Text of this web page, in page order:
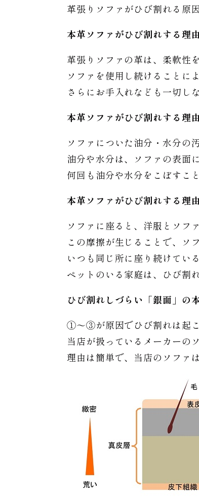
革張りソファがひび割れる原
本革ソファがひび割れする理
革張りソファの革は、柔軟性
ソファを使用し続けることに
さらにお手入れなども一切し
本革ソファがひび割れする理由
ソファについた油分・水分の
油分や水分は、ソファの表面
何回も油分や水分をこぼすこ
本革ソファがひび割れする理由
ソファに座ると、洋服とソフ
この摩擦が生じることで、ソ
いつも同じ所に座り続けてい
ペットのいる家庭は、ひび割
ひび割れしづらい「銀面」の
①〜③が原因でひび割れは起こ
当店が扱っているメーカーの
理由は簡単で、当店のソファ